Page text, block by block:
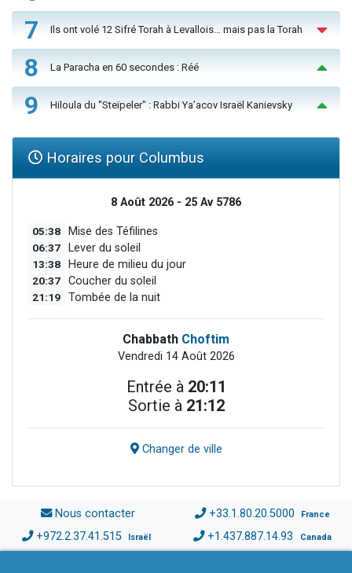
7 Ils ont volé 12 Sifré Torah à Levallois… mais pas la Torah
8 La Paracha en 60 secondes : Réé
9 Hiloula du "Steïpeler" : Rabbi Ya’acov Israël Kanievsky
Horaires pour Columbus
8 Août 2026 - 25 Av 5786
05:38 Mise des Téfilines
06:37 Lever du soleil
13:38 Heure de milieu du jour
20:37 Coucher du soleil
21:19 Tombée de la nuit
Chabbath Choftim
Vendredi 14 Août 2026
Entrée à 20:11
Sortie à 21:12
Changer de ville
Nous contacter +33.1.80.20.5000 France
+972.2.37.41.515 Israël +1.437.887.14.93 Canada